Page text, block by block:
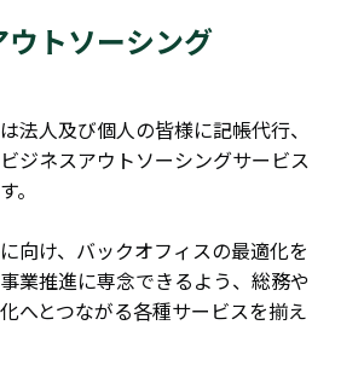
ウトソーシング
法人及び個人の皆様に記帳代行、
ジネスアウトソーシングサービス
。
向け、バックオフィスの最適化を
業推進に専念できるよう、総務や
へとつながる各種サービスを揃え